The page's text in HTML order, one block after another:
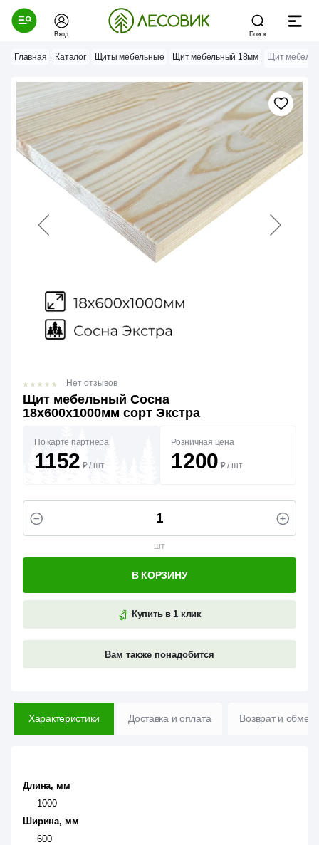
Вход Поиск
Главная Каталог Щиты мебельные Щит мебельный 18мм Щит
Щит мебельный Сосна
18х600х1000мм сорт Экстра
Нет отзывов
По карте партнера
1152 ₽/ шт
Розничная цена
1200 ₽/ шт
шт
Купить в 1 клик
Вам также понадобится
В КОРЗИНУ
Характеристики Доставка и оплата Возврат и обмен
Длина, мм
1000
Ширина, мм
600